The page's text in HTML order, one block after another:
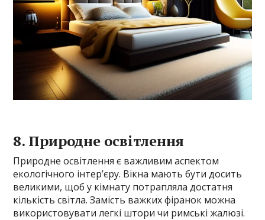
8. Природне освітлення
Природне освітлення є важливим аспектом
екологічного інтер’єру. Вікна мають бути досить
великими, щоб у кімнату потрапляла достатня
кількість світла. Замість важких фіранок можна
використовувати легкі штори чи римські жалюзі.